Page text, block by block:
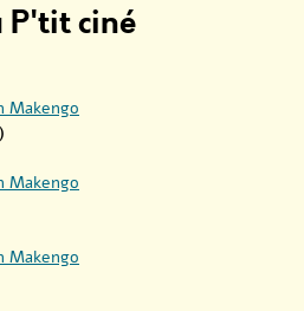
P'tit ciné
Makengo
Makengo
Makengo